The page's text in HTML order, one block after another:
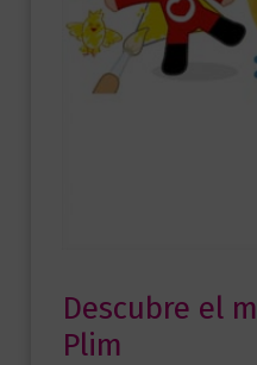
Descubre el
Plim